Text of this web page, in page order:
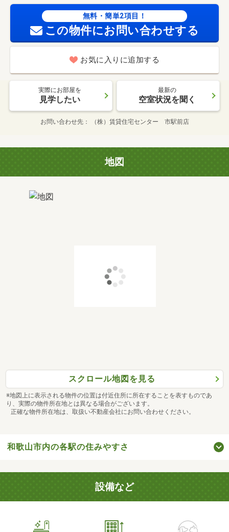
無料・簡単2項目！
この物件にお問い合わせする
お気に入りに追加する
実際にお部屋を
見学したい
最新の
空室状況を聞く
お問い合わせ先 （株）賃貸住宅センター 市駅前店
地図
スクロール地図を見る
※地図上に表示される物件の位置は付近住所に所在することを表すものであ
り、実際の物件所在地とは異なる場合がございます。
正確な物件所在地は、取扱い不動産会社にお問い合わせください。
和歌山市内の各駅の住みやすさ
設備など